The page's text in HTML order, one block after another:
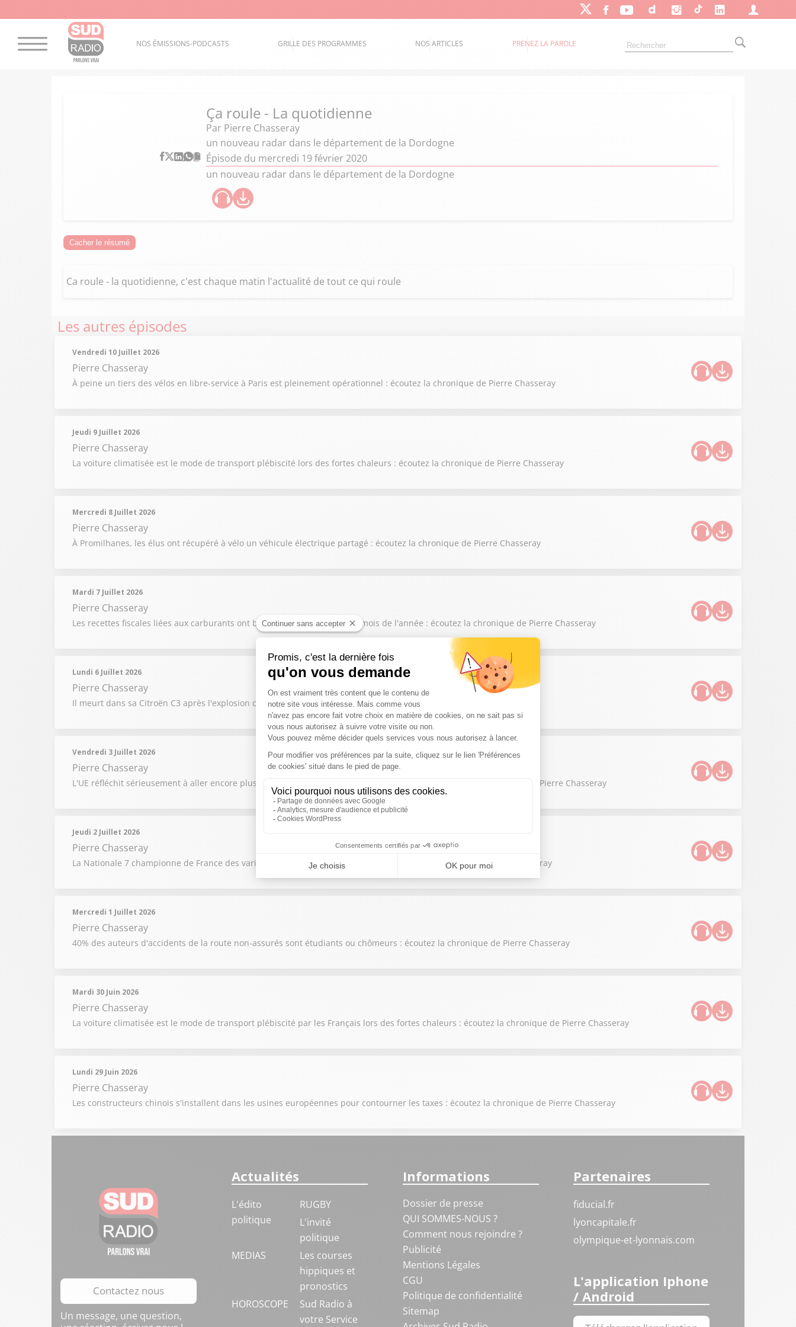
NOS ÉMISSIONS-PODCASTS GRILLE DES PROGRAMMES NOS ARTICLES PRENEZ LA PAROLE
Ça roule - La quotidienne
Par Pierre Chasseray
un nouveau radar dans le département de la Dordogne
Épisode du mercredi 19 février 2020
un nouveau radar dans le département de la Dordogne
Cacher le résumé
Ca roule - la quotidienne, c'est chaque matin l'actualité de tout ce qui roule
Les autres épisodes
Vendredi 10 Juillet 2026
Pierre Chasseray
À peine un tiers des vélos en libre-service à Paris est pleinement opérationnel : écoutez la chronique de Pierre Chasseray
Jeudi 9 Juillet 2026
Pierre Chasseray
La voiture climatisée est le mode de transport plébiscité lors des fortes chaleurs : écoutez la chronique de Pierre Chasseray
Mercredi 8 Juillet 2026
Pierre Chasseray
À Promilhanes, les élus ont récupéré à vélo un véhicule électrique partagé : écoutez la chronique de Pierre Chasseray
Mardi 7 Juillet 2026
Pierre Chasseray
Les recettes fiscales liées aux carburants ont baissé sur les six premiers mois de l'année : écoutez la chronique de Pierre Chasseray
Lundi 6 Juillet 2026
Pierre Chasseray
Il meurt dans sa Citroën C3 après l'explosion de son airbag Takata : écoutez la chronique de Pierre Chasseray
Vendredi 3 Juillet 2026
Pierre Chasseray
L'UE réfléchit sérieusement à aller encore plus loin dans la lutte contre les excès de vitesse : écoutez la chronique de Pierre Chasseray
Jeudi 2 Juillet 2026
Pierre Chasseray
La Nationale 7 championne de France des variations de limitations de vitesse : écoutez la chronique de Pierre Chasseray
Mercredi 1 Juillet 2026
Pierre Chasseray
40% des auteurs d'accidents de la route non-assurés sont étudiants ou chômeurs : écoutez la chronique de Pierre Chasseray
Mardi 30 Juin 2026
Pierre Chasseray
La voiture climatisée est le mode de transport plébiscité par les Français lors des fortes chaleurs : écoutez la chronique de Pierre Chasseray
Lundi 29 Juin 2026
Pierre Chasseray
Les constructeurs chinois s'installent dans les usines européennes pour contourner les taxes : écoutez la chronique de Pierre Chasseray
Contactez nous
Un message, une question,
Actualités
L'édito
politique
RUGBY
L'invité
politique
MEDIAS
Les courses
hippiques et
pronostics
HOROSCOPE
Sud Radio à
votre Service
Informations
Dossier de presse
QUI SOMMES-NOUS ?
Comment nous rejoindre ?
Publicité
Mentions Légales
CGU
Politique de confidentialité
Sitemap
Partenaires
fiducial.fr
lyoncapitale.fr
olympique-et-lyonnais.com
L'application Iphone
/ Android